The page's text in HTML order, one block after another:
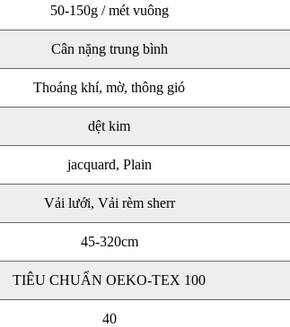
50-150g / mét vuông
Cân nặng trung bình
Thoáng khí, mờ, thông gió
dệt kim
jacquard, Plain
Vải lưới, Vải rèm sherr
45-320cm
TIÊU CHUẨN OEKO-TEX 100
40